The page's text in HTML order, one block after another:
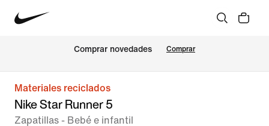
Comprar novedades Comprar
Materiales reciclados
Nike Star Runner 5
Zapatillas - Bebé e infantil